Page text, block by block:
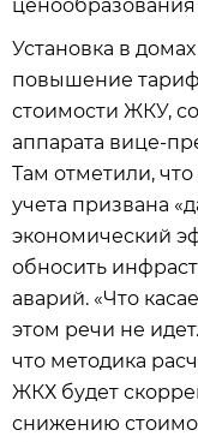
Установка в
повышение
стоимости ЖКУ,
аппарата вице-
Там отметили,
учета призвана
экономический
обносить
аварий. «Что
этом речи не
что методика
ЖКХ будет
снижению